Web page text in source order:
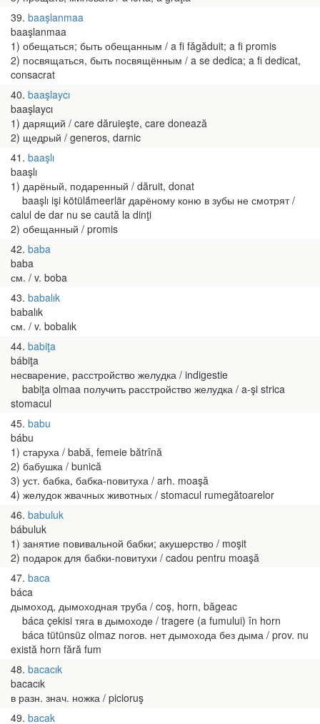
39 baaşlanmaa
baaşlanmaa
1) обещаться; быть обещанным / a fi făgăduit; a fi promis
2) посвящаться, быть посвящённым / a se dedica; a fi dedicat,
consacrat
40 baaşlaycı
baaşlaycı
1) дарящий / care dăruieşte, care donează
2) щедрый / generos, darnic
41 baaşlı
baaşlı
1) дарёный, подаренный / dăruit, donat
baaşlı işi kötülä́meerlär дарёному коню в зубы не смотрят /
calul de dar nu se caută la dinţi
2) обещанный / promis
42 baba
baba
см. / v. boba
43 babalık
babalık
см. / v. bobalık
44 babiţa
bábiţa
несварение, расстройство желудка / indigestie
babiţa olmaa получить расстройство желудка / a-şi strica
stomacul
45 babu
bábu
1) старуха / babă, femeie bătrînă
2) бабушка / bunică
3) уст. бабка, бабка-повитуха / arh. moaşă
4) желудок жвачных животных / stomacul rumegătoarelor
46 babuluk
bábuluk
1) занятие повивальной бабки; акушерство / moşit
2) подарок для бабки-повитухи / cadou pentru moaşă
47 baca
báca
дымоход, дымоходная труба / coş, horn, băgeac
báca çekisi тяга в дымоходе / tragere (a fumului) în horn
báca tütünsüz olmaz погов. нет дымохода без дыма / prov. nu
există horn fără fum
48 bacacık
bacacık
в разн. знач. ножка / picioruş
49 bacak